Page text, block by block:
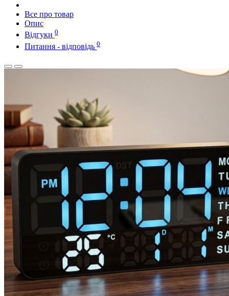
Все про товар
Опис
Відгуки 0
Питання - відповідь 0